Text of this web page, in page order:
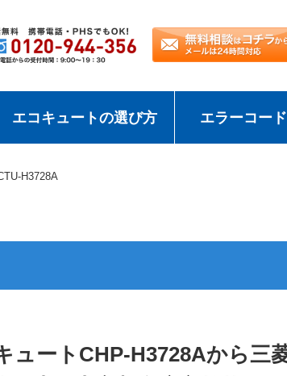
エコキュートの選び方 エラーコー
H3728A
ュートCHP-H3728Aから三